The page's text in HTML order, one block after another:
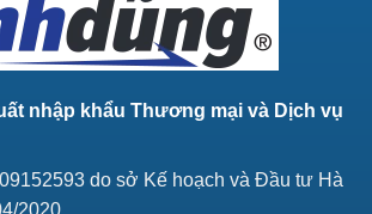
nhập khẩu Thương mại và Dịch vụ
do sở Kế hoạch và Đầu tư Hà
2020